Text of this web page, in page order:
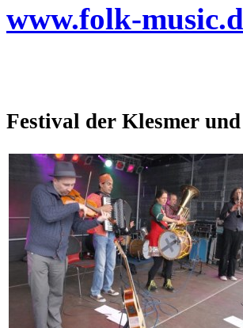
www.folk-
Festival der Klesmer